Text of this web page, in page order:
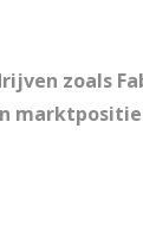
zoals